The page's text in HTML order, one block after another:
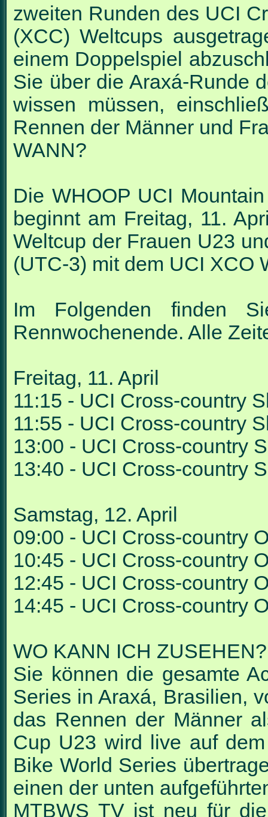
zweiten Runden des UCI
(XCC) Weltcups
einem Doppelspiel
Sie über die Araxá-Runde
wissen müssen,
Rennen der Männer und
WANN?
Die WHOOP UCI
beginnt am Freitag, 11.
Weltcup der Frauen U23
(UTC-3) mit dem UCI XCO
Im Folgenden finden
Rennwochenende. Alle
Freitag, 11. April
11:15 - UCI Cross-country
11:55 - UCI Cross-country
13:00 - UCI Cross-country
13:40 - UCI Cross-country
Samstag, 12. April
09:00 - UCI Cross-country
10:45 - UCI Cross-country
12:45 - UCI Cross-country
14:45 - UCI Cross-country
WO KANN ICH ZUSEHEN?
Sie können die gesamte
Series in Araxá, Brasilien,
das Rennen der Männer
Cup U23 wird live auf
Bike World Series
einen der unten
MTBWS TV ist neu für